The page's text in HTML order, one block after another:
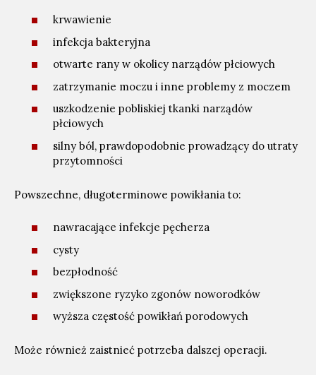
krwawienie
infekcja bakteryjna
otwarte rany w okolicy narządów płciowych
zatrzymanie moczu i inne problemy z moczem
uszkodzenie pobliskiej tkanki narządów
płciowych
silny ból, prawdopodobnie prowadzący do utraty
przytomności
Powszechne, długoterminowe powikłania to:
nawracające infekcje pęcherza
cysty
bezpłodność
zwiększone ryzyko zgonów noworodków
wyższa częstość powikłań porodowych
Może również zaistnieć potrzeba dalszej operacji.